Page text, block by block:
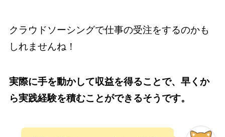
クラウドソーシングで仕事の受注をするのかも
しれませんね！
実際に手を動かして収益を得ることで、早くか
ら実践経験を積むことができるそうです。